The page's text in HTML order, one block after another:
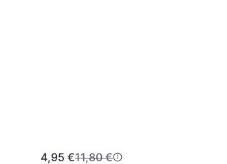
4,95 €11,80 €